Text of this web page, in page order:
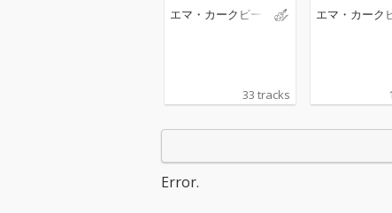
エマ・カークビー
33 tracks
エマ・カーク
Error.